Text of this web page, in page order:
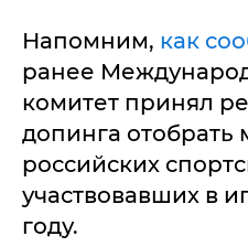
Напомним, как
ранее
комитет принял
допинга отобрать
российских
участвовавших в
году.